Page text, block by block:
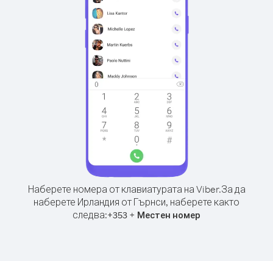
Наберете номера от клавиатурата на Viber.За да
наберете Ирландия от Гърнси, наберете както
следва:+353 + Местен номер